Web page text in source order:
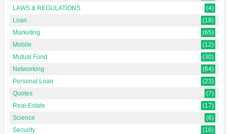
LAWS & REGULATIONS
(4)
Loan
(18)
Marketing
(65)
Mobile
(12)
Mutual Fund
(30)
Networking
(64)
Personal Loan
(23)
Quotes
(7)
Real-Estate
(17)
Science
(6)
Security
(16)